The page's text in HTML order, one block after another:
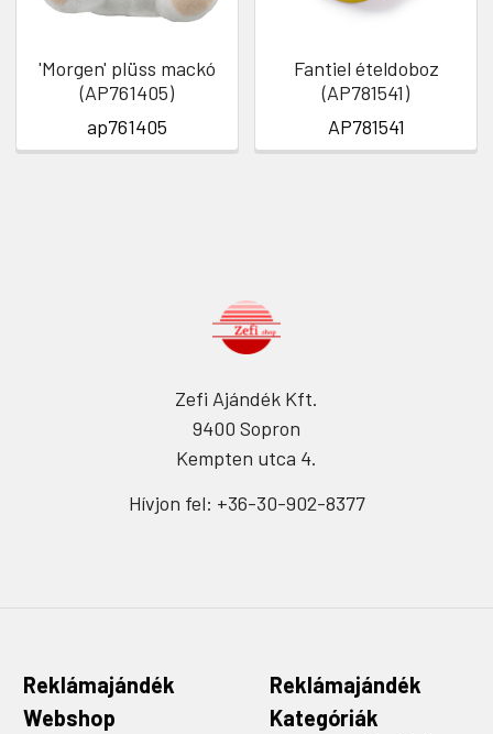
'Morgen' plüss mackó
(AP761405)
ap761405
Fantiel ételdoboz
(AP781541)
AP781541
Zefi Ajándék Kft.
9400 Sopron
Kempten utca 4.
Hívjon fel: +36-30-902-8377
Reklámajándék
Webshop
Reklámajándék
Kategóriák